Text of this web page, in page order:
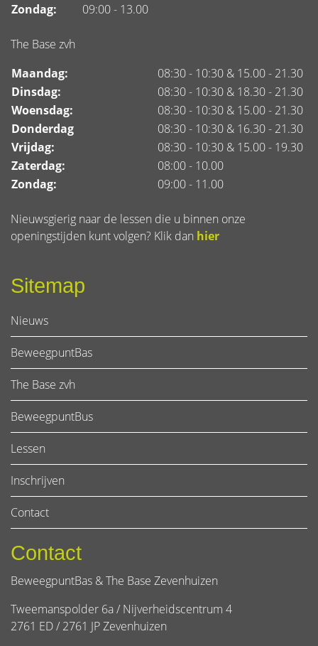
Zondag:
09:00 - 13.00
The Base zvh
Maandag:
08:30 - 10:30 & 15.00 - 21.30
Dinsdag:
08:30 - 10:30 & 18.30 - 21.30
Woensdag:
08:30 - 10:30 & 15.00 - 21.30
Donderdag
08:30 - 10:30 & 16.30 - 21.30
Vrijdag:
08:30 - 10:30 & 15.00 - 19.30
Zaterdag:
08:00 - 10.00
Zondag:
09:00 - 11.00
Nieuwsgierig naar de lessen die u binnen onze
openingstijden kunt volgen? Klik dan hier
Sitemap
Nieuws
BeweegpuntBas
The Base zvh
BeweegpuntBus
Lessen
Inschrijven
Contact
Contact
BeweegpuntBas & The Base Zevenhuizen
Tweemanspolder 6a / Nijverheidscentrum 4
2761 ED / 2761 JP Zevenhuizen